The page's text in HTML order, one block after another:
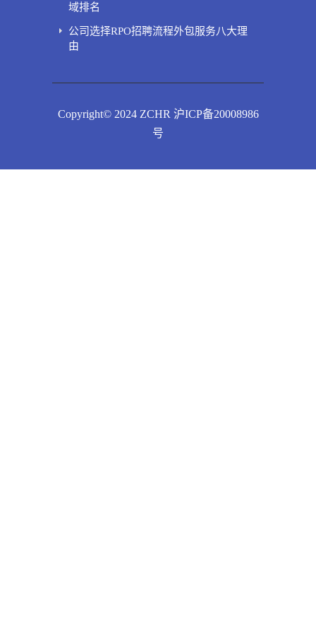
域排名
公司选择RPO招聘流程外包服务八大理
由
Copyright© 2024 ZCHR 沪ICP备20008986
号